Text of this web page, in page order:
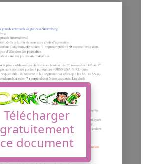
Télécharger
gratuitement
ce document